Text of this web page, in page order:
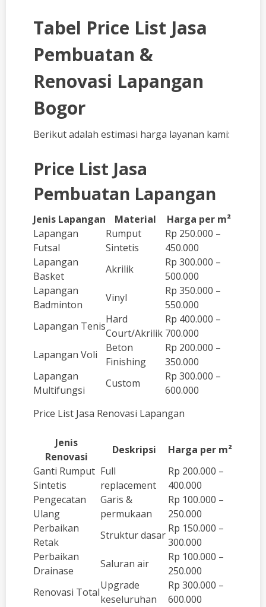
Tabel Price List Jasa
Pembuatan &
Renovasi Lapangan
Bogor
Berikut adalah estimasi harga layanan kami:
Price List Jasa
Pembuatan Lapangan
Jenis Lapangan Material
Harga per m²
Lapangan
Futsal
Rumput
Sintetis
Rp 250.000 –
450.000
Lapangan
Basket
Akrilik
Rp 300.000 –
500.000
Lapangan
Badminton
Vinyl
Rp 350.000 –
550.000
Lapangan Tenis
Hard
Court/Akrilik
Rp 400.000 –
700.000
Lapangan Voli
Beton
Finishing
Rp 200.000 –
350.000
Lapangan
Multifungsi
Custom
Rp 300.000 –
600.000
Price List Jasa Renovasi Lapangan
Jenis
Renovasi
Deskripsi
Harga per m²
Ganti Rumput
Sintetis
Full
replacement
Rp 200.000 –
400.000
Pengecatan
Ulang
Garis &
permukaan
Rp 100.000 –
250.000
Perbaikan
Retak
Struktur dasar
Rp 150.000 –
300.000
Perbaikan
Drainase
Saluran air
Rp 100.000 –
250.000
Renovasi Total
Upgrade
keseluruhan
Rp 300.000 –
600.000